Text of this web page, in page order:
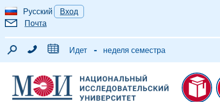
Русский
Вход
Почта
Идет - неделя семестра